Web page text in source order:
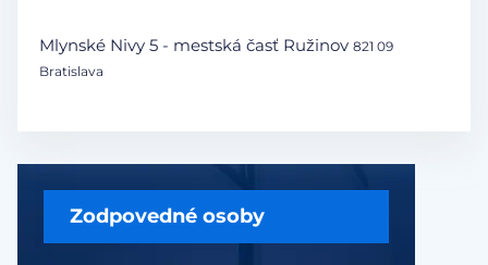
Zodpovedné osoby
Mlynské Nivy 5 - mestská časť Ružinov 821 09
Bratislava